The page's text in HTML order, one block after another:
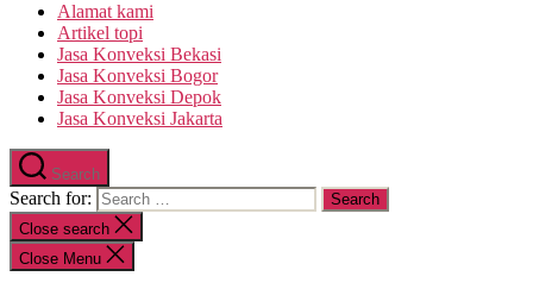
Alamat kami
Artikel topi
Jasa Konveksi Bekasi
Jasa Konveksi Bogor
Jasa Konveksi Depok
Jasa Konveksi Jakarta
Search
Search for:
Close search
Close Menu